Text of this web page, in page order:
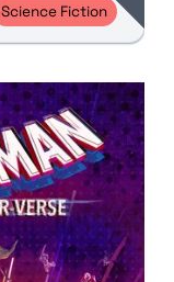
Science Fiction